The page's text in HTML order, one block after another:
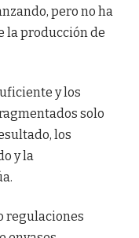
pero no ha
la producción de
y los
solo
los
y la
regulaciones